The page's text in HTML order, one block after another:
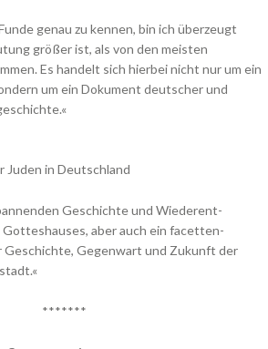
genau zu kennen, bin ich überzeugt
größer ist, als von den meisten
Es handelt sich hierbei nicht nur um ein
um ein Dokument deutscher und
Juden in Deutschland
Geschichte und Wiederent-
aber auch ein facetten-
Geschichte, Gegenwart und Zukunft der
*******